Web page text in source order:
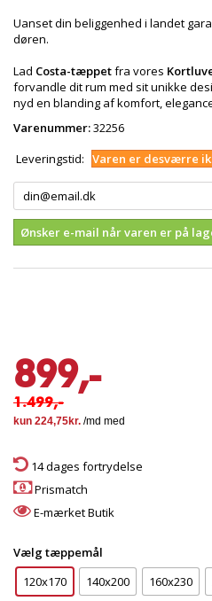
Uanset din beliggenhed i landet
døren.
Lad Costa-tæppetfra vores
forvandle dit rum med sit unikke
nyd en blanding af komfort,
Varenummer:32256
Leveringstid: Varen er desværre
Ønsker e-mail når varen er på
899,-
1.499,-
14 dages fortrydelse
Prismatch
E-mærket Butik
Vælg tæppemål
120x170
140x200 160x230